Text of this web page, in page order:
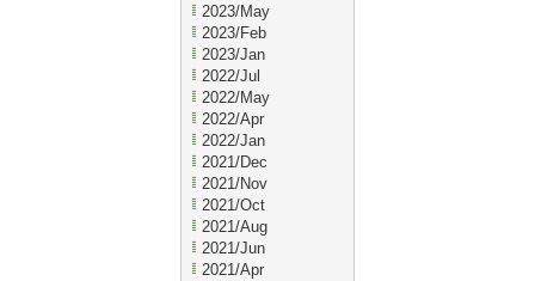
2023/May
2023/Feb
2023/Jan
2022/Jul
2022/May
2022/Apr
2022/Jan
2021/Dec
2021/Nov
2021/Oct
2021/Aug
2021/Jun
2021/Apr